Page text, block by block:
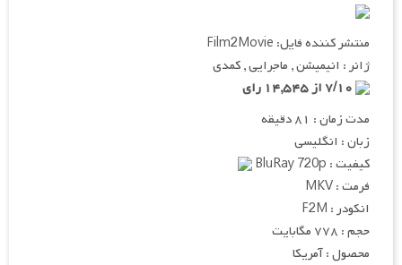
منتشر کننده فایل: Film2Movie
ژانر : انیمیشن , ماجرایی , کمدی
مدت زمان : ۸۱ دقیقه
زبان : انگلیسی
کیفیت : BluRay 720p
فرمت : MKV
انکودر : F2M
حجم : ۷۷۸ مگابایت
محصول : آمریکا